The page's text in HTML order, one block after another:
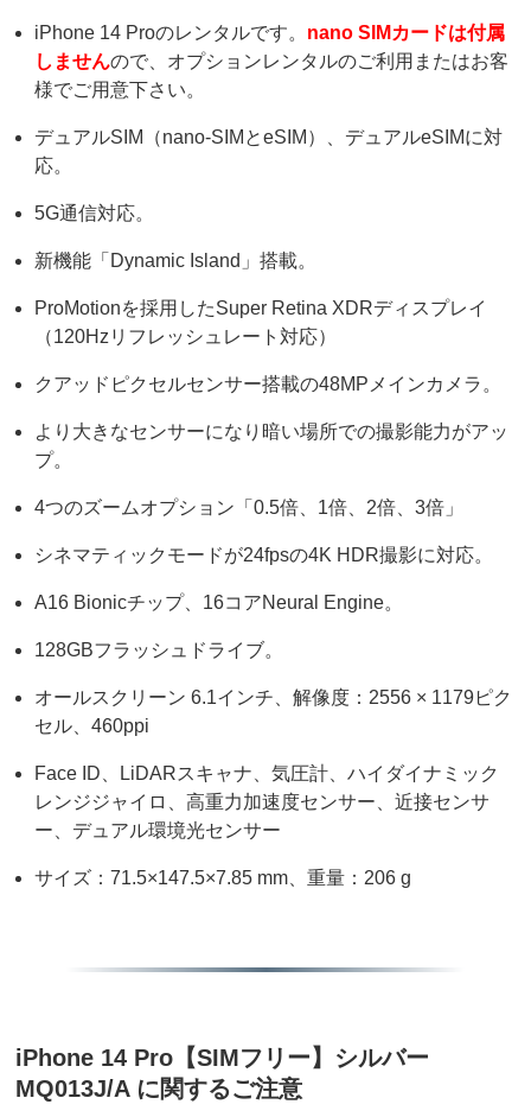
iPhone 14 Proのレンタルです。 nano SIMカードは付属
しませんので、オプションレンタルのご利用またはお客
様でご用意下さい。
デュアルSIM（nano-SIMとeSIM）、デュアルeSIMに対
応。
5G通信対応。
新機能「Dynamic Island」搭載。
ProMotionを採用したSuper Retina XDRディスプレイ
（120Hzリフレッシュレート対応）
クアッドピクセルセンサー搭載の48MPメインカメラ。
より大きなセンサーになり暗い場所での撮影能力がアッ
プ。
4つのズームオプション「0.5倍、1倍、2倍、3倍」
シネマティックモードが24fpsの4K HDR撮影に対応。
A16 Bionicチップ、16コアNeural Engine。
128GBフラッシュドライブ。
オールスクリーン 6.1インチ、解像度：2556 × 1179ピク
セル、460ppi
Face ID、LiDARスキャナ、気圧計、ハイダイナミック
レンジジャイロ、高重力加速度センサー、近接センサ
ー、デュアル環境光センサー
サイズ：71.5×147.5×7.85 mm、重量：206 g
iPhone 14 Pro【SIMフリー】シルバー
MQ013J/A に関するご注意